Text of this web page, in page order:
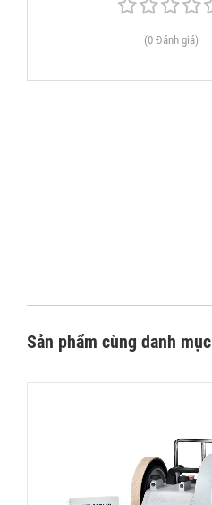
(0 Đánh giá)
Sản phẩm cùng danh mục